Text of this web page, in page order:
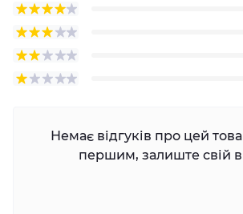
Немає відгуків про цей
першим, залиште свій